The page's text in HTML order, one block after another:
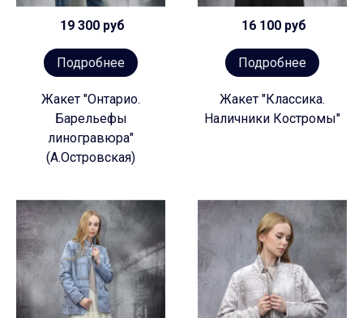
19 300 руб
Подробнее
Жакет "Онтарио.
Барельефы
линогравюра"
(А.Островская)
16 100 руб
Подробнее
Жакет "Классика.
Наличники Костромы"